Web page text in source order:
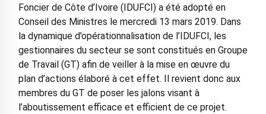
Foncier de Côte d’Ivoire (IDUFCI) a été adopté en
Conseil des Ministres le mercredi 13 mars 2019. Dans
la dynamique d’opérationnalisation de l’IDUFCI, les
gestionnaires du secteur se sont constitués en Groupe
de Travail (GT) afin de veiller à la mise en œuvre du
plan d’actions élaboré à cet effet. Il revient donc aux
membres du GT de poser les jalons visant à
l’aboutissement efficace et efficient de ce projet.